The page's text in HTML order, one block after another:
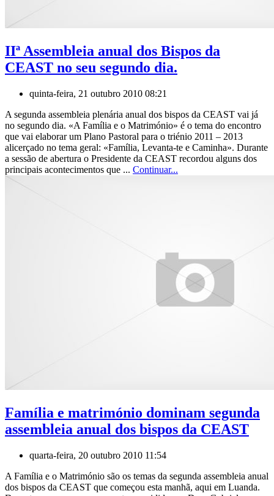
IIª Assembleia anual dos Bispos da
CEAST no seu segundo dia.
quinta-feira, 21 outubro 2010 08:21
A segunda assembleia plenária anual dos bispos da CEAST vai já
no segundo dia. «A Família e o Matrimónio» é o tema do encontro
que vai elaborar um Plano Pastoral para o triénio 2011 – 2013
alicerçado no tema geral: «Família, Levanta-te e Caminha». Durante
a sessão de abertura o Presidente da CEAST recordou alguns dos
principais acontecimentos que ... Continuar...
Família e matrimónio dominam segunda
assembleia anual dos bispos da CEAST
quarta-feira, 20 outubro 2010 11:54
A Família e o Matrimónio são os temas da segunda assembleia anual
dos bispos da CEAST que começou esta manhã, aqui em Luanda.